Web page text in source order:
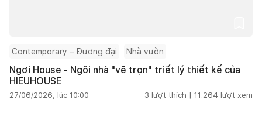
Contemporary – Đương đại Nhà vườn
Ngơi House - Ngôi nhà "vẽ trọn" triết lý thiết kế của
HIEUHOUSE
27/06/2026, lúc 10:00 3 lượt thích | 11.264 lượt xem